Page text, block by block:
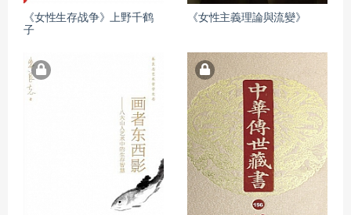
《女性生存战争》上野千鹤
子
《女性主義理論與流變》